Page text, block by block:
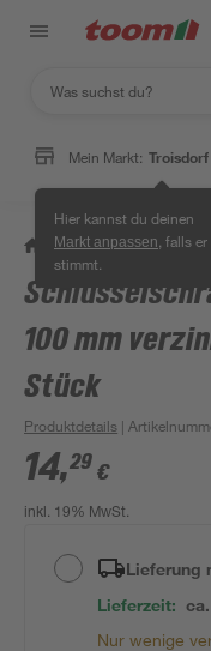
Mein Markt: Troisdorf
Hier kannst du deinen
Markt anpassen , falls
stimmt.
/ Werkstatt &
100 mm
Stück
Produktdetails |
14,29 €
inkl. 19% MwSt.
Lieferung
Lieferzeit:
Nur wenige